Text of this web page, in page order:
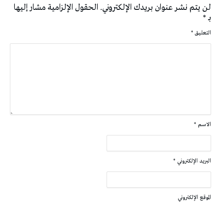
لن يتم نشر عنوان بريدك الإلكتروني. الحقول الإلزامية مشار إليها
بـ*
التعليق *
الاسم *
البريد الإلكتروني *
الموقع الإلكتروني